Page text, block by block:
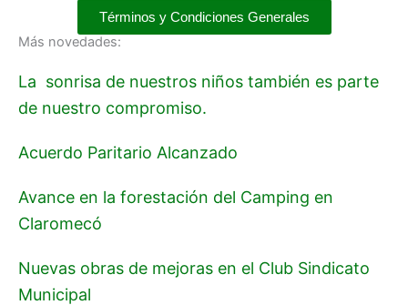
Términos y Condiciones Generales
Más novedades:
La sonrisa de nuestros niños también es parte
de nuestro compromiso.
Acuerdo Paritario Alcanzado
Avance en la forestación del Camping en
Claromecó
Nuevas obras de mejoras en el Club Sindicato
Municipal